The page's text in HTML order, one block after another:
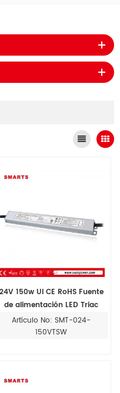
24V 150w Ul CE RoHS Fuente
de alimentación LED Triac
Regulable conductor llevado
Artículo No: SMT-024-
150VTSW